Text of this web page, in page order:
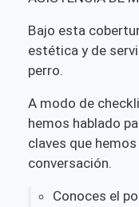
Bajo esta
estética y de
perro.
A modo de
hemos hablado
claves que
conversación.
Conoces el